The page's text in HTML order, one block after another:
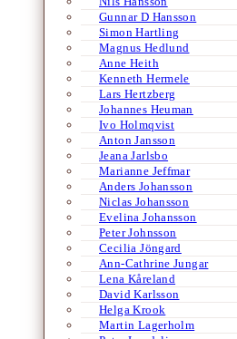
Gunnar D Hansson
Simon Hartling
Magnus Hedlund
Anne Heith
Kenneth Hermele
Lars Hertzberg
Johannes Heuman
Ivo Holmqvist
Anton Jansson
Jeana Jarlsbo
Marianne Jeffmar
Anders Johansson
Niclas Johansson
Evelina Johansson
Peter Johnsson
Cecilia Jöngard
Ann-Cathrine Jungar
Lena Kåreland
David Karlsson
Helga Krook
Martin Lagerholm